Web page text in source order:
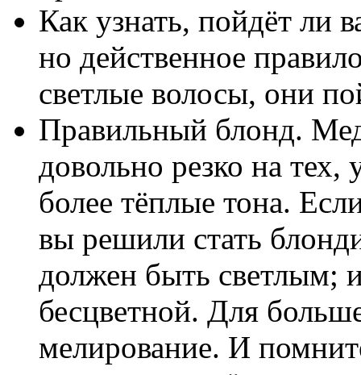
Как узнать, пойдёт ли
но действенное
светлые волосы, они
Правильный блонд.
довольно резко на
более тёплые тона.
вы решили стать
должен быть светлым;
бесцветной. Для
мелирование. И